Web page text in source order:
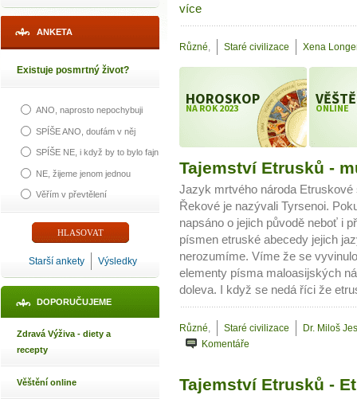
ANKETA
Existuje posmrtný život?
ANO, naprosto nepochybuji
SPÍŠE ANO, doufám v něj
SPÍŠE NE, i když by to bylo fajn
NE, žijeme jenom jednou
Věřím v převtělení
Starší ankety Výsledky
DOPORUČUJEME
Zdravá Výživa - diety a
recepty
Věštění online
více
Různé, Staré civilizace Xena
HOROSKOP
NA ROK 2023 ONLINE
Tajemství Etrusků -
Jazyk mrtvého národa
Řekové je nazývali Tyrsenoi.
napsáno o jejich původě neboť i
písmen etruské abecedy jejich
nerozumíme. Víme že se
elementy písma maloasijských
doleva. I když se nedá říci že
Různé, Staré civilizace
Dr. Miloš
Komentáře
Tajemství Etrusků -